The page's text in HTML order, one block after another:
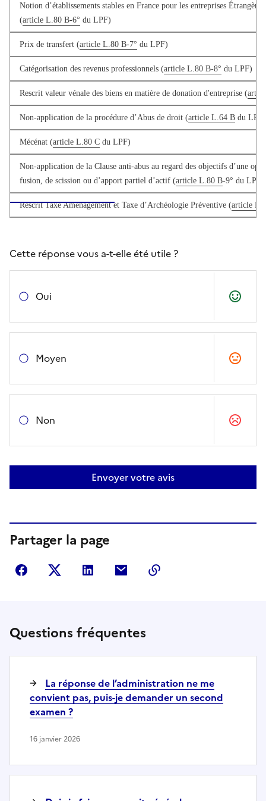
Notion d’établissements stables en France pour les entreprises Étrangères
(article L.80 B-6° du LPF)
Prix de transfert (article L.80 B-7° du LPF)
Catégorisation des revenus professionnels (article L.80 B-8° du LPF)
Rescrit valeur vénale des biens en matière de donation d'entreprise (
Non-application de la procédure d’Abus de droit (article L.64 B du LPF)
Mécénat (article L.80 C du LPF)
Non-application de la Clause anti-abus au regard des objectifs d’une
fusion, de scission ou d’apport partiel d’actif (article L.80 B-9° du LPF)
Rescrit Taxe Aménagement et Taxe d’Archéologie Préventive (article
Cette réponse vous a-t-elle été utile ?
Oui
Moyen
Non
Envoyer votre avis
Partager la page
Partager sur Facebook
Partager sur Twitter
Partager sur LinkedIn
Partager par courriel
Questions fréquentes
La réponse de l’administration ne me
convient pas, puis-je demander un second
examen ?
16 janvier 2026